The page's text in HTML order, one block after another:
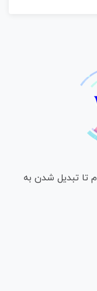
تا تبدیل شدن به